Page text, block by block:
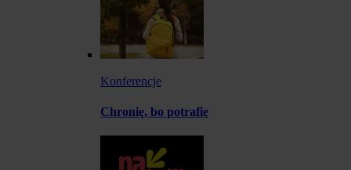
Konferencje
Chronię, bo potrafię